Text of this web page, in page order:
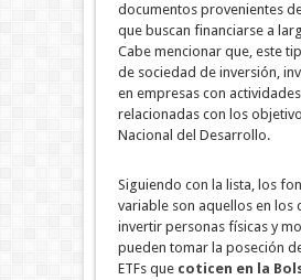
documentos provenientes
que buscan financiarse a
Cabe mencionar que, este
de sociedad de inversión,
en empresas con actividades
relacionadas con los
Nacional del Desarrollo.
Siguiendo con la lista, los
variable son aquellos en los
invertir personas físicas y
pueden tomar la poseción
ETFs que coticen en la